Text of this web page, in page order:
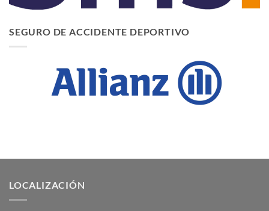
SEGURO DE ACCIDENTE DEPORTIVO
LOCALIZACIÓN